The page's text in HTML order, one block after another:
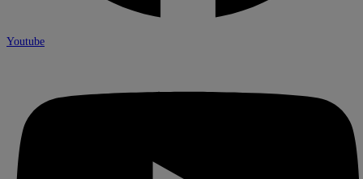
Youtube